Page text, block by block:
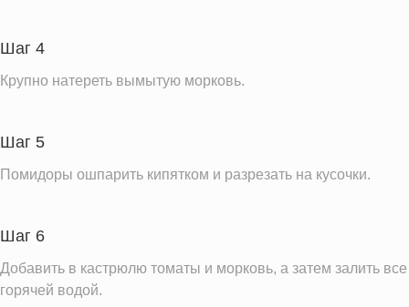
Информация для одной порции
Шаг 4
Крупно натереть вымытую морковь.
Шаг 5
Помидоры ошпарить кипятком и разрезать на кусочки.
Шаг 6
Добавить в кастрюлю томаты и морковь, а затем залить все
горячей водой.